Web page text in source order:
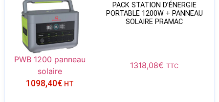
PACK STATION D’ÉNERGIE
PORTABLE 1200W + PANNEAU
SOLAIRE PRAMAC
PWB 1200 panneau
solaire
1318,08€ TTC
1098,40€ HT